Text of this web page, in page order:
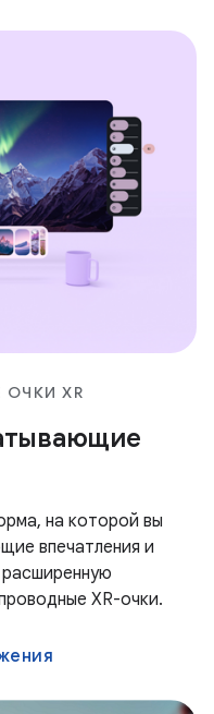
XR
на которой вы
впечатления и
XR-очки.